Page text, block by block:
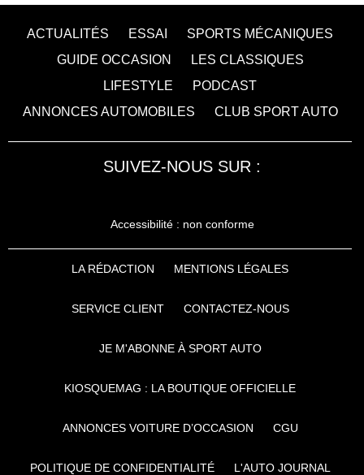
ACTUALITÉS ESSAI
SPORTS MÉCANIQUES
GUIDE OCCASION
LES CLASSIQUES
LIFESTYLE
PODCAST
ANNONCES AUTOMOBILES
CLUB SPORT AUTO
SUIVEZ-NOUS SUR :
Accessibilité : non conforme
LA RÉDACTION MENTIONS LÉGALES
SERVICE CLIENT CONTACTEZ-NOUS
JE M'ABONNE À SPORT AUTO
KIOSQUEMAG : LA BOUTIQUE OFFICIELLE
ANNONCES VOITURE D’OCCASION CGU
POLITIQUE DE CONFIDENTIALITÉ L'AUTO JOURNAL